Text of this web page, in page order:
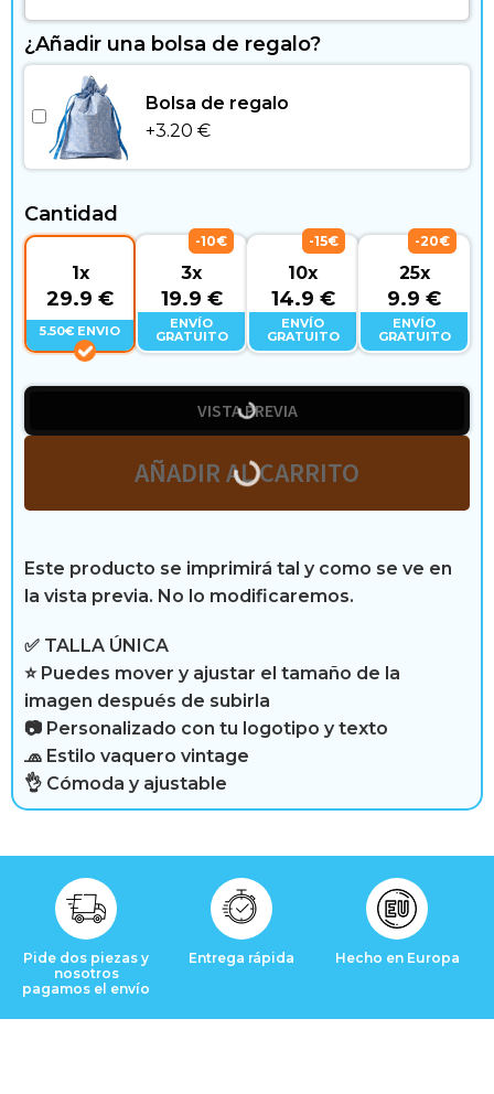
o
l
i
b
e
R
e
s
ñ
a
s
¿Añadir una bolsa de regalo?
Bolsa de regalo
+3.20 €
Cantidad
1x
29.9 €
5.50€ ENVIO
3x
19.9 €
-10€
ENVÍO
GRATUITO
10x
14.9 €
-15€
ENVÍO
GRATUITO
25x
9.9 €
-20€
ENVÍO
GRATUITO
VISTA PREVIA
AÑADIR AL CARRITO
Este producto se imprimirá tal y como se ve en
la vista previa. No lo modificaremos.
✅ TALLA ÚNICA
⭐ Puedes mover y ajustar el tamaño de la
imagen después de subirla
📷 Personalizado con tu logotipo y texto
🧢 Estilo vaquero vintage
👌 Cómoda y ajustable
Pide dos piezas y
nosotros
pagamos el envío
Entrega rápida Hecho en Europa